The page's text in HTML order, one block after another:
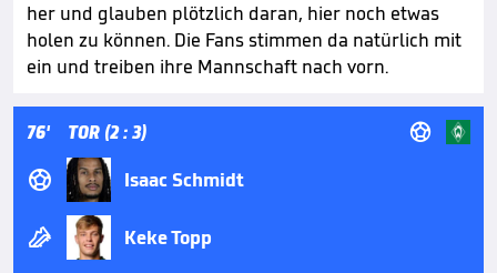
her und glauben plötzlich daran, hier noch etwas
holen zu können. Die Fans stimmen da natürlich mit
ein und treiben ihre Mannschaft nach vorn.
76' TOR (2 : 3) 
 Isaac Schmidt

Keke Topp